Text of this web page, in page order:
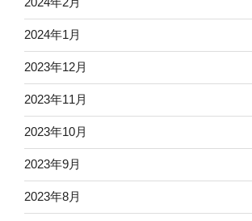
2024年1月
2023年12月
2023年11月
2023年10月
2023年9月
2023年8月